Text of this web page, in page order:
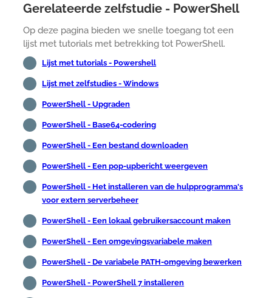
Gerelateerde zelfstudie - PowerShell
Op deze pagina bieden we snelle toegang tot een
lijst met tutorials met betrekking tot PowerShell.
Lijst met tutorials - Powershell
Lijst met zelfstudies - Windows
PowerShell - Upgraden
PowerShell - Base64-codering
PowerShell - Een bestand downloaden
PowerShell - Een pop-upbericht weergeven
PowerShell - Het installeren van de hulpprogramma's
voor extern serverbeheer
PowerShell - Een lokaal gebruikersaccount maken
PowerShell - Een omgevingsvariabele maken
PowerShell - De variabele PATH-omgeving bewerken
PowerShell - PowerShell 7 installeren